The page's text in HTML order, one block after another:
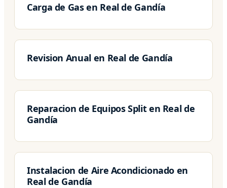
Carga de Gas en Real de Gandía
Revision Anual en Real de Gandía
Reparacion de Equipos Split en Real de
Gandía
Instalacion de Aire Acondicionado en
Real de Gandía